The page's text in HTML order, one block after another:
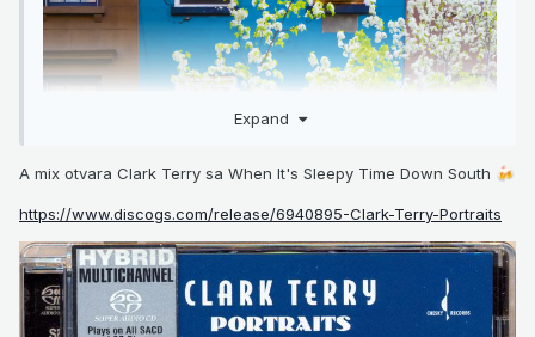
Expand
A mix otvara Clark Terry sa When It's Sleepy Time Down South 🍻
https://www.discogs.com/release/6940895-Clark-Terry-Portraits